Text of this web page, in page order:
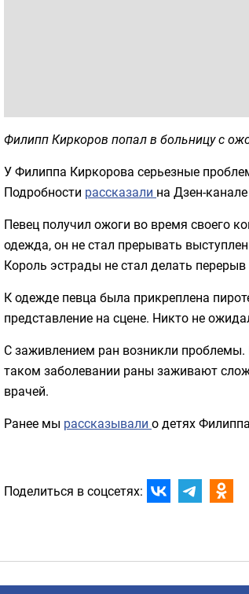
Филипп Киркоров попал в больницу с
У Филиппа Киркорова серьезные
Подробности рассказали на Дзен-
Певец получил ожоги во время своего
одежда, он не стал прерывать
Король эстрады не стал делать
К одежде певца была прикреплена
представление на сцене. Никто не
С заживлением ран возникли проблемы.
таком заболевании раны заживают
врачей.
Ранее мы рассказывали о детях
Поделиться в соцсетях: